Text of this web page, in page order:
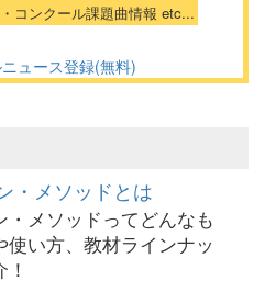
コンクール課題曲情報 etc...
ュース登録(無料)
・メソッドとは
・メソッドってどんなも
使い方、教材ラインナッ